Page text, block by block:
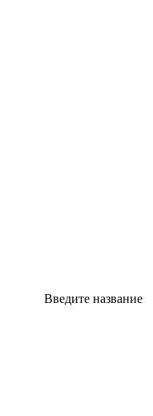
Введите название